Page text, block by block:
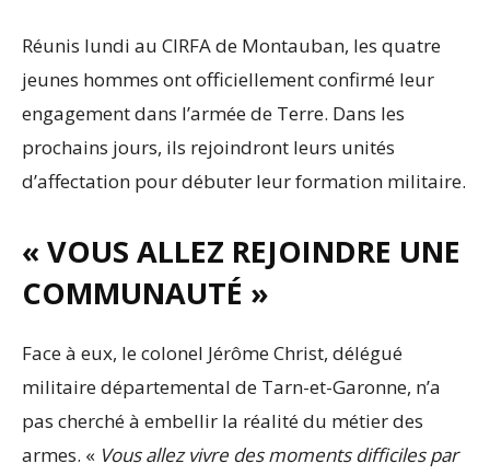
Réunis lundi au CIRFA de Montauban, les quatre
jeunes hommes ont officiellement confirmé leur
engagement dans l’armée de Terre. Dans les
prochains jours, ils rejoindront leurs unités
d’affectation pour débuter leur formation militaire.
« VOUS ALLEZ REJOINDRE UNE
COMMUNAUTÉ »
Face à eux, le colonel Jérôme Christ, délégué
militaire départemental de Tarn-et-Garonne, n’a
pas cherché à embellir la réalité du métier des
armes. « Vous allez vivre des moments difficiles par